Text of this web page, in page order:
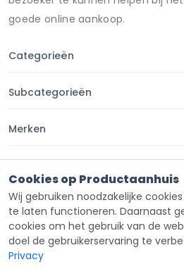
goede online aankoop.
Categorieën
Subcategorieën
Merken
Contact
Cookies op Productaanhuis
Wij gebruiken noodzakelijke
te laten functioneren. Daarnaast
cookies om het gebruik van de
doel de gebruikerservaring te
Privacy